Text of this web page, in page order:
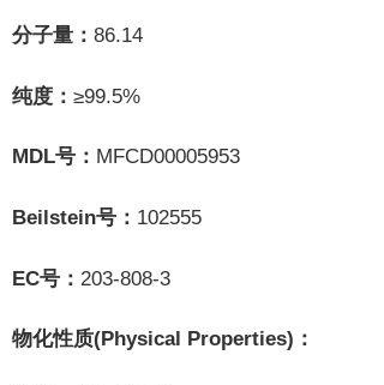
分子量： 86.14
纯度： ≥99.5%
MDL号： MFCD00005953
Beilstein号： 102555
EC号： 203-808-3
物化性质(Physical Properties) ：